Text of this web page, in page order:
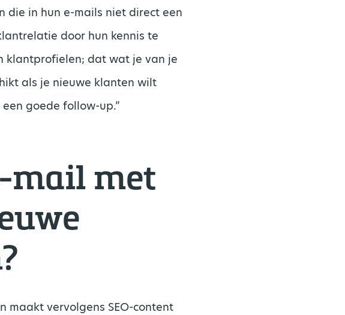
die in hun e-mails niet direct een
door hun kennis te
klantprofielen; dat wat je van je
als je nieuwe klanten wilt
goede follow-up.”
mail met
maakt vervolgens SEO-content